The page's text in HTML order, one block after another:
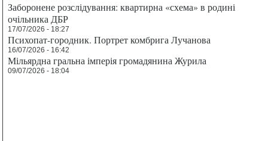
Заборонене розслідування: квартирна «схема» в родині
очільника ДБР
17/07/2026 - 18:27
Психопат-городник. Портрет комбрига Лучанова
16/07/2026 - 16:42
Мільярдна гральна імперія громадянина Журила
09/07/2026 - 18:04